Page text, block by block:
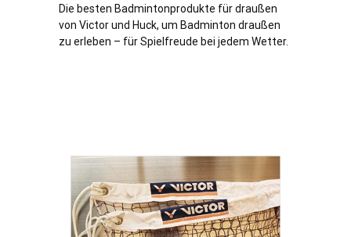
Die besten Badmintonprodukte für draußen
von Victor und Huck, um Badminton draußen
zu erleben – für Spielfreude bei jedem Wetter.